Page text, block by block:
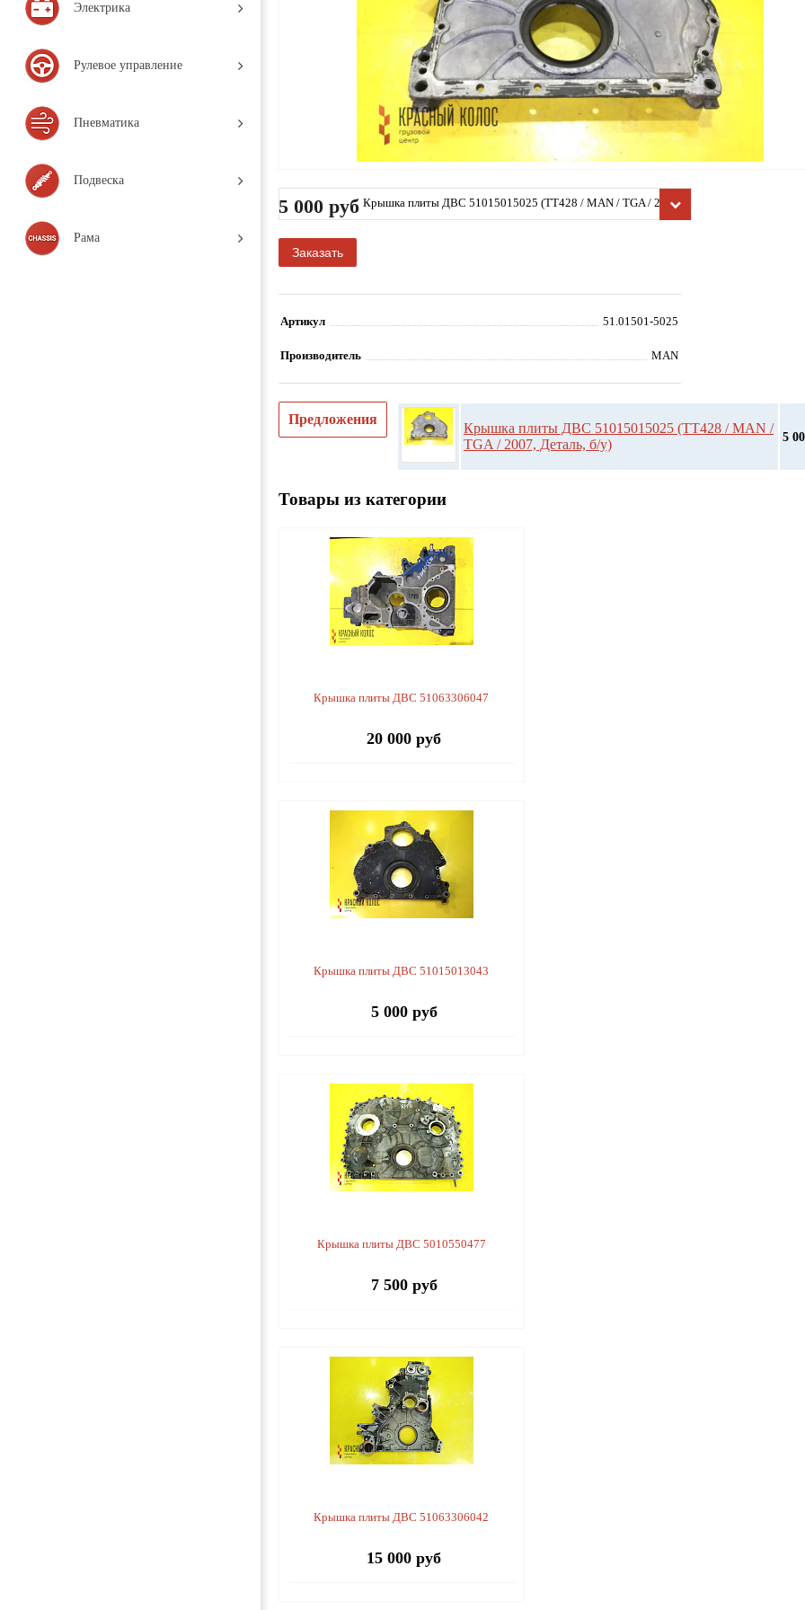
Электрика
Рулевое управление
Пневматика
Подвеска
Рама
5 000 руб Крышка плиты ДВС 51015015025 (TT428 / MAN / TGA / 2007,
Деталь, б/у)
Заказать
Артикул 51.01501-5025
Производитель MAN
Предложения
Крышка плиты ДВС 51015015025 (TT428 / MAN /
TGA / 2007, Деталь, б/у)
5
Товары из категории
Крышка плиты ДВС 51063306047
20 000 руб
Крышка плиты ДВС 51015013043
5 000 руб
Крышка плиты ДВС 5010550477
7 500 руб
Крышка плиты ДВС 51063306042
15 000 руб